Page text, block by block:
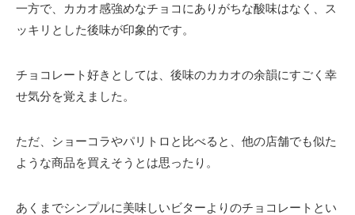
一方で、カカオ感強めなチョコにありがちな酸味はなく、ス
ッキリとした後味が印象的です。
チョコレート好きとしては、後味のカカオの余韻にすごく幸
せ気分を覚えました。
ただ、ショーコラやパリトロと比べると、他の店舗でも似た
ような商品を買えそうとは思ったり。
あくまでシンプルに美味しいビターよりのチョコレートとい